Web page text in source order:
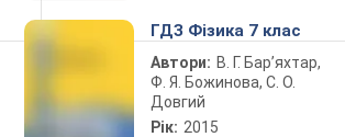
ГДЗ Фізика 7 клас
Автори: В. Г. Бар’яхтар,
Ф. Я. Божинова, С. О.
Довгий
Рік: 2015